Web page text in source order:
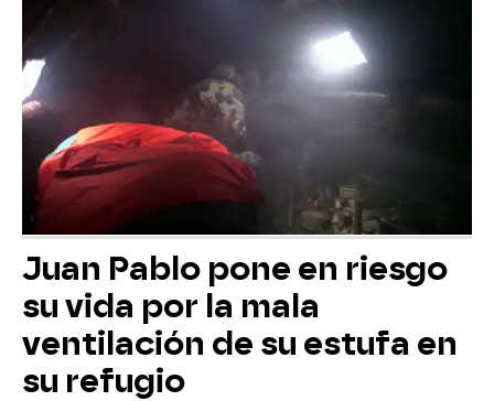
Juan Pablo pone en riesgo
su vida por la mala
ventilación de su estufa en
su refugio